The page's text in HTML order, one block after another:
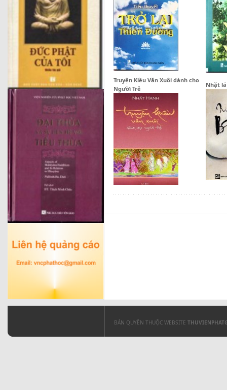
Truyện Kiều Văn Xuôi dành cho
Người Trẻ
Nhặt
BẢN QUYỀN THUỘC WEBSITE